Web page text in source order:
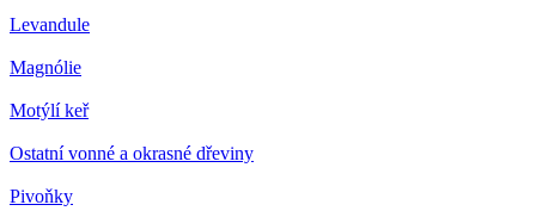
Levandule
Magnólie
Motýlí keř
Ostatní vonné a okrasné dřeviny
Pivoňky